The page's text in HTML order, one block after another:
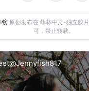
钫 原创发布在 菲林中文-独立胶
可，禁止转载。